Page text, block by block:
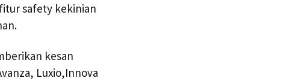
safety kekinian
kesan
Luxio,Innova